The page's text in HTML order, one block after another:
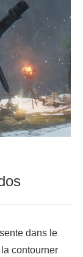
dans le
contourner